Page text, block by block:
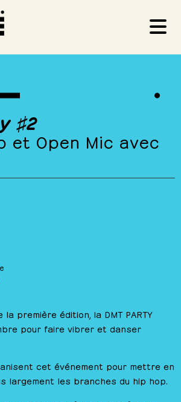
♯2
et Open Mic avec
première édition, la DMT PARTY
pour faire vibrer et danser
cet événement pour mettre en
largement les branches du hip hop.